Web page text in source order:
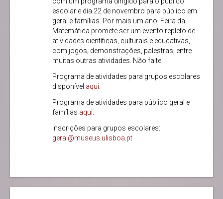
escolar e dia 22 de novembro para público em
geral e famílias. Por mais um ano, Feira da
Matemática promete ser um evento repleto de
atividades científicas, culturais e educativas,
com jogos, demonstrações, palestras, entre
muitas outras atividades. Não falte!
Programa de atividades para grupos escolares
disponível aqui
Programa de atividades para público geral e
famílias aqui
Inscrições para grupos escolares:
geral@museus.ulisboa.pt